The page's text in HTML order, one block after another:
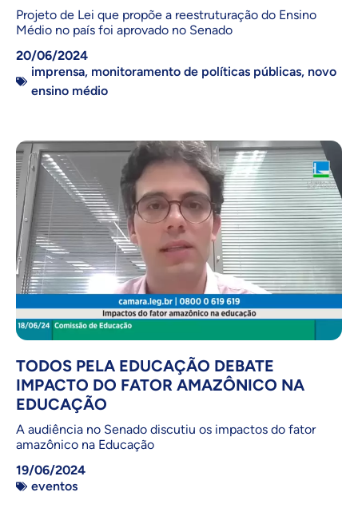
Projeto de Lei que propõe a reestruturação do Ensino
Médio no país foi aprovado no Senado
20/06/2024
imprensa, monitoramento de políticas públicas, novo
ensino médio
TODOS PELA EDUCAÇÃO DEBATE
IMPACTO DO FATOR AMAZÔNICO NA
EDUCAÇÃO
A audiência no Senado discutiu os impactos do fator
amazônico na Educação
19/06/2024
eventos